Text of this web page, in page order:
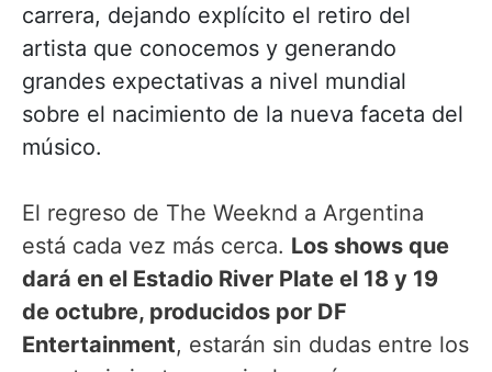
carrera, dejando explícito el retiro del
artista que conocemos y generando
grandes expectativas a nivel mundial
sobre el nacimiento de la nueva faceta del
músico.
El regreso de The Weeknd a Argentina
está cada vez más cerca. Los shows que
dará en el Estadio River Plate el 18 y 19
de octubre, producidos por DF
Entertainment, estarán sin dudas entre los